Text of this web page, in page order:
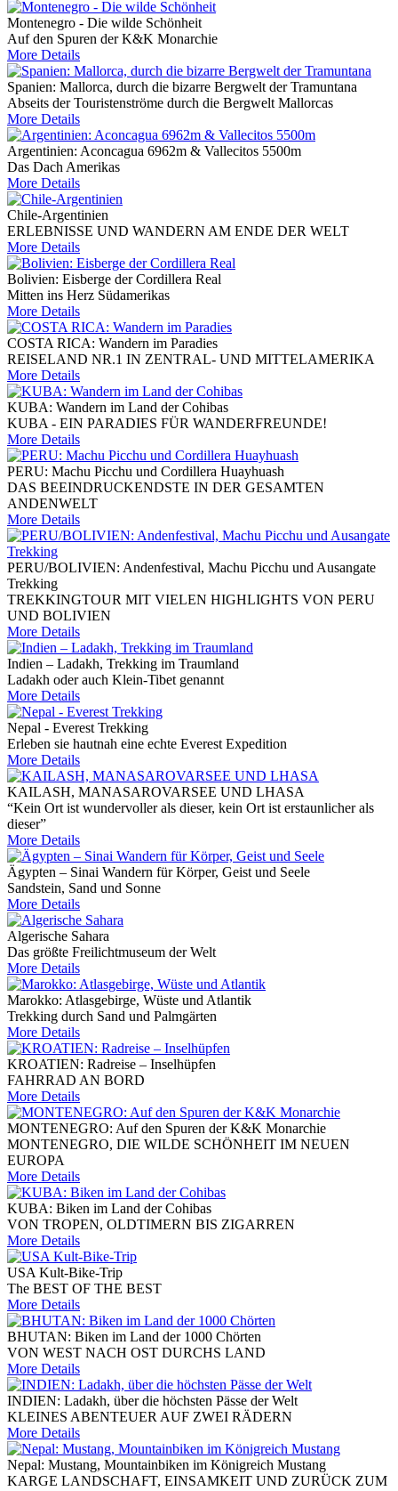
Montenegro - Die wilde Schönheit
Auf den Spuren der K&K Monarchie
More Details
Spanien: Mallorca, durch die bizarre Bergwelt der Tramuntana
Abseits der Touristenströme durch die Bergwelt Mallorcas
More Details
Argentinien: Aconcagua 6962m & Vallecitos 5500m
Das Dach Amerikas
More Details
Chile-Argentinien
ERLEBNISSE UND WANDERN AM ENDE DER WELT
More Details
Bolivien: Eisberge der Cordillera Real
Mitten ins Herz Südamerikas
More Details
COSTA RICA: Wandern im Paradies
REISELAND NR.1 IN ZENTRAL- UND MITTELAMERIKA
More Details
KUBA: Wandern im Land der Cohibas
KUBA - EIN PARADIES FÜR WANDERFREUNDE!
More Details
PERU: Machu Picchu und Cordillera Huayhuash
DAS BEEINDRUCKENDSTE IN DER GESAMTEN
ANDENWELT
More Details
PERU/BOLIVIEN: Andenfestival, Machu Picchu und Ausangate
Trekking
TREKKINGTOUR MIT VIELEN HIGHLIGHTS VON PERU
UND BOLIVIEN
More Details
Indien – Ladakh, Trekking im Traumland
Ladakh oder auch Klein-Tibet genannt
More Details
Nepal - Everest Trekking
Erleben sie hautnah eine echte Everest Expedition
More Details
KAILASH, MANASAROVARSEE UND LHASA
“Kein Ort ist wundervoller als dieser, kein Ort ist erstaunlicher als
dieser”
More Details
Ägypten – Sinai Wandern für Körper, Geist und Seele
Sandstein, Sand und Sonne
More Details
Algerische Sahara
Das größte Freilichtmuseum der Welt
More Details
Marokko: Atlasgebirge, Wüste und Atlantik
Trekking durch Sand und Palmgärten
More Details
KROATIEN: Radreise – Inselhüpfen
FAHRRAD AN BORD
More Details
MONTENEGRO: Auf den Spuren der K&K Monarchie
MONTENEGRO, DIE WILDE SCHÖNHEIT IM NEUEN
EUROPA
More Details
KUBA: Biken im Land der Cohibas
VON TROPEN, OLDTIMERN BIS ZIGARREN
More Details
USA Kult-Bike-Trip
The BEST OF THE BEST
More Details
BHUTAN: Biken im Land der 1000 Chörten
VON WEST NACH OST DURCHS LAND
More Details
INDIEN: Ladakh, über die höchsten Pässe der Welt
KLEINES ABENTEUER AUF ZWEI RÄDERN
More Details
Nepal: Mustang, Mountainbiken im Königreich Mustang
KARGE LANDSCHAFT, EINSAMKEIT UND ZURÜCK ZUM